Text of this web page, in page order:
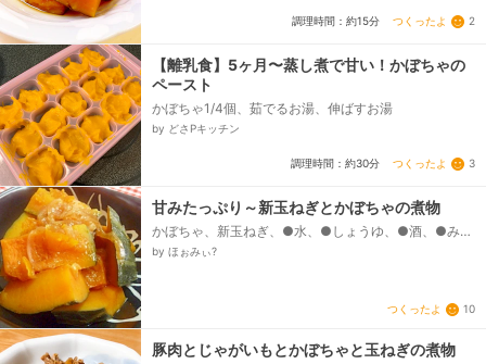
調理時間：約15分 つくったよ 2
【離乳食】5ヶ月〜蒸し煮で甘い！かぼちゃの
ペースト
かぼちゃ1/4個、茹でるお湯、伸ばすお湯
by どさPキッチン
調理時間：約30分 つくったよ 3
甘みたっぷり～新玉ねぎとかぼちゃの煮物
かぼちゃ、新玉ねぎ、●水、●しょうゆ、●酒、●みり
ん、●砂糖、●ほんだし
by ほぉみぃ?
つくったよ 10
豚肉とじゃがいもとかぼちゃと玉ねぎの煮物